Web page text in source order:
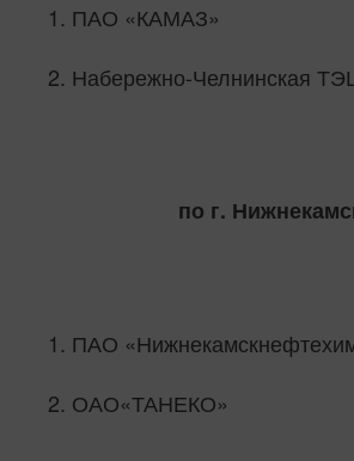
ПАО «КАМАЗ»
Набережно-Челнинская
по г.
ПАО
ОАО«ТАНЕКО»